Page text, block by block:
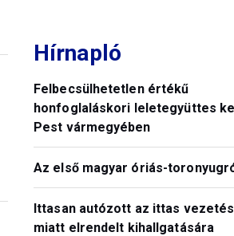
Hírnapló
Felbecsülhetetlen értékű
honfoglaláskori leletegyüttes
Pest vármegyében
Az első magyar óriás-
Ittasan autózott az ittas
miatt elrendelt kihallgatására